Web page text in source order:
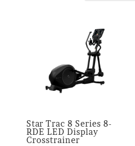
Star Trac 8 Series 8-
RDE LED Display
Crosstrainer